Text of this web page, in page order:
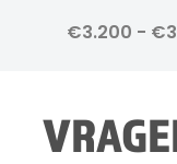
€3.200 -